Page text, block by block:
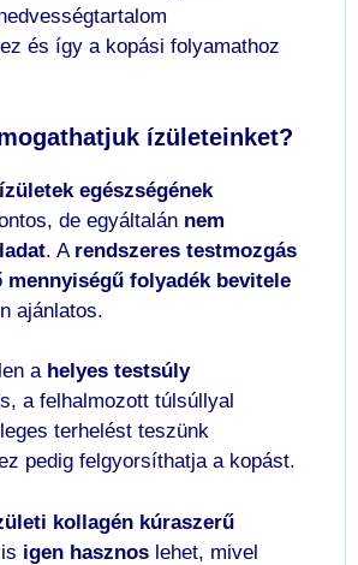
és így a kopási folyamathoz
ízületeinket?
egészségének
de egyáltalán nem
. A rendszeres testmozgás
mennyiségű folyadék bevitele
ajánlatos.
a helyes testsúly
a felhalmozott túlsúllyal
terhelést teszünk
pedig felgyorsíthatja a kopást.
kollagén kúraszerű
igen hasznos lehet, mivel